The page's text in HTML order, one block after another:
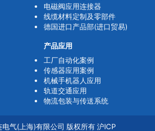
电磁阀应用连接器
线缆材料定制及零部件
德国进口产品部(进口贸易)
产品应用
工厂自动化案例
传感器应用案例
机械手机器人应用
轨道交通应用
物流包装与传送系统
气(上海)有限公司 版权所有 沪ICP